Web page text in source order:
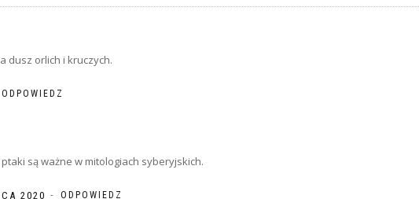
dusz orlich i kruczych.
ODPOWIEDZ
są ważne w mitologiach syberyjskich.
2020 - ODPOWIEDZ